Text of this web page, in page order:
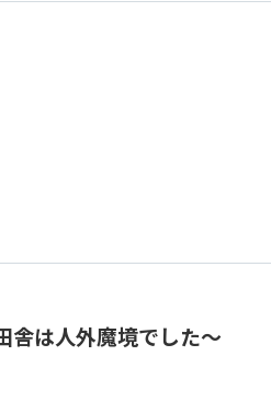
舎は人外魔境でした～